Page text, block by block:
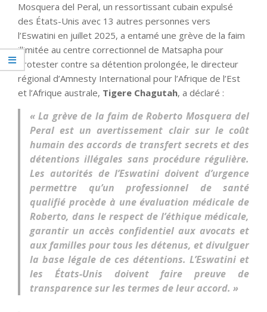
Mosquera del Peral, un ressortissant cubain expulsé
des États-Unis avec 13 autres personnes vers
l’Eswatini en juillet 2025, a entamé une grève de la faim
illimitée au centre correctionnel de Matsapha pour
protester contre sa détention prolongée, le directeur
régional d’Amnesty International pour l’Afrique de l’Est
et l’Afrique australe, Tigere Chagutah, a déclaré :
« La grève de la faim de Roberto Mosquera del
Peral est un avertissement clair sur le coût
humain des accords de transfert secrets et des
détentions illégales sans procédure régulière.
Les autorités de l’Eswatini doivent d’urgence
permettre qu’un professionnel de santé
qualifié procède à une évaluation médicale de
Roberto, dans le respect de l’éthique médicale,
garantir un accès confidentiel aux avocats et
aux familles pour tous les détenus, et divulguer
la base légale de ces détentions. L’Eswatini et
les États-Unis doivent faire preuve de
transparence sur les termes de leur accord. »